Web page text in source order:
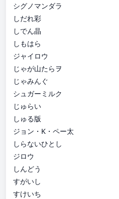
シグノマンダラ
しだれ彩
しでん晶
しもはら
ジャイロウ
じゃが山たらヲ
じゃみんぐ
シュガーミルク
じゅらい
しゅる版
ジョン・K・ペー太
しらないひとし
ジロウ
しんどう
すがいし
すけいち